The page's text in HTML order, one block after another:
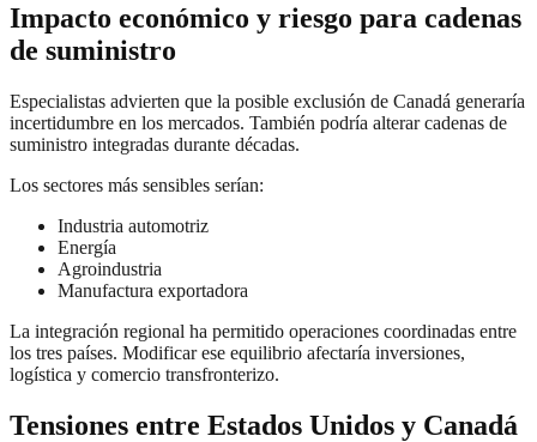
Impacto económico y riesgo para cadenas
de suministro
Especialistas advierten que la posible exclusión de Canadá generaría
incertidumbre en los mercados. También podría alterar cadenas de
suministro integradas durante décadas.
Los sectores más sensibles serían:
Industria automotriz
Energía
Agroindustria
Manufactura exportadora
La integración regional ha permitido operaciones coordinadas entre
los tres países. Modificar ese equilibrio afectaría inversiones,
logística y comercio transfronterizo.
Tensiones entre Estados Unidos y Canadá